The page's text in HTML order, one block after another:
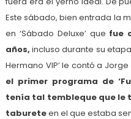
Este sábado, bien entrada la
en ‘Sábado Deluxe’ que fue
años, incluso durante su etapa
Hermano VIP’ le contó a
el primer programa de
tenía tal tembleque que le
tabureteen el que estaba